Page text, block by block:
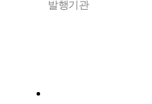
발행기관